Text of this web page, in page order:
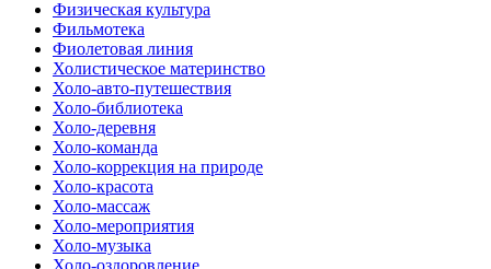
Физическая культура
Фильмотека
Фиолетовая линия
Холистическое материнство
Холо-авто-путешествия
Холо-библиотека
Холо-деревня
Холо-команда
Холо-коррекция на природе
Холо-красота
Холо-массаж
Холо-мероприятия
Холо-музыка